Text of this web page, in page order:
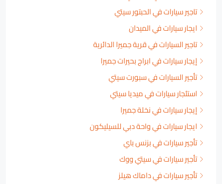
تاجير سيارات في الحبتور سيتي
ايجار سيارات في الميدان
تاجير السيارات في قرية جميرا الدائرية
إيجار سيارات في ابراج بحيرات جميرا
تأجير السيارات في سبورت سيتي
استئجار سيارات في ميديا سيتي
إيجار سيارات في نخلة جميرا
ايجار سيارات في واحة دبي للسيليكون
تأجير سيارات في بزنس باي
تأجير سيارات في سيتي ووك
تأجير سيارات في داماك هيلز